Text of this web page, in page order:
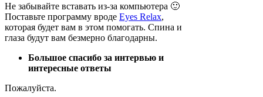
Не забывайте вставать из-за компьютера 🙂
Поставьте программу вроде Eyes Relax,
которая будет вам в этом помогать. Спина и
глаза будут вам безмерно благодарны.
Большое спасибо за интервью и
интересные ответы
Пожалуйста.